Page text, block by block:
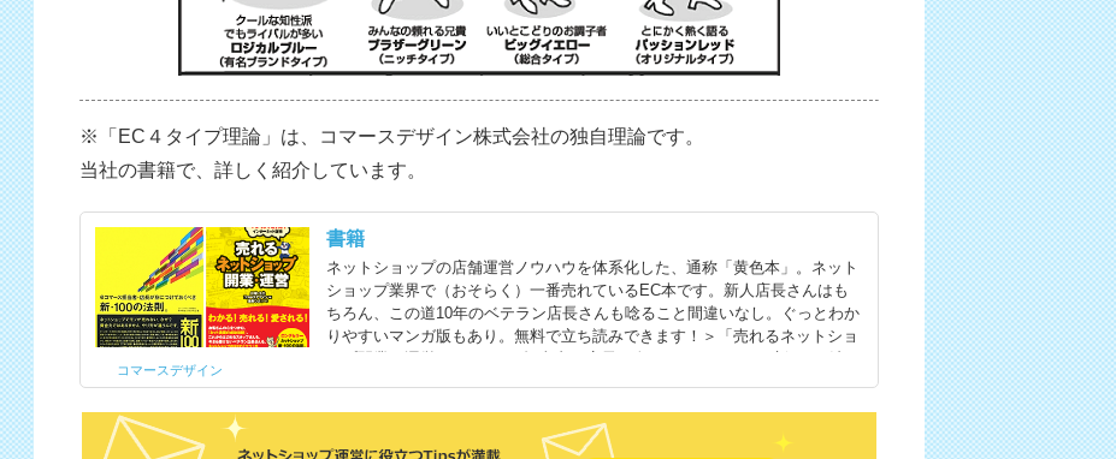
※「EC４タイプ理論」は、コマースデザイン株式会社の独自理論です。
当社の書籍で、詳しく紹介しています。
書籍
ネットショップの店舗運営ノウハウを体系化した、通称「黄色本」。ネット
ショップ業界で（おそらく）一番売れているEC本です。新人店長さんはも
ちろん、この道10年のベテラン店長さんも唸ること間違いなし。ぐっとわか
りやすいマンガ版もあり。無料で立ち読みできます！＞「売れるネットショ
コマースデザイン